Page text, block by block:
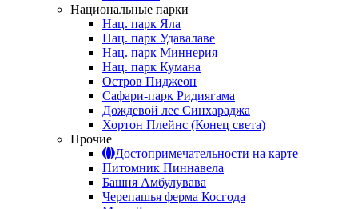
Национальные парки
Нац. парк Яла
Нац. парк Удавалаве
Нац. парк Миннерия
Нац. парк Кумана
Остров Пиджеон
Сафари-парк Ридиягама
Дождевой лес Синхараджа
Хортон Плейнс (Конец света)
Прочие
Достопримечательности на карте
Питомник Пиннавела
Башня Амбулувава
Черепашья ферма Косгода